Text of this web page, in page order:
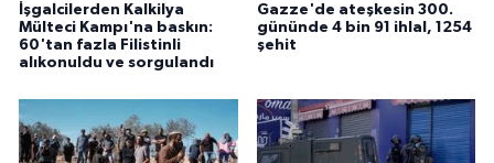
İşgalcilerden Kalkilya
Mülteci Kampı'na baskın:
60'tan fazla Filistinli
alıkonuldu ve sorgulandı
Gazze'de ateşkesin 300.
gününde 4 bin 91 ihlal, 1254
şehit